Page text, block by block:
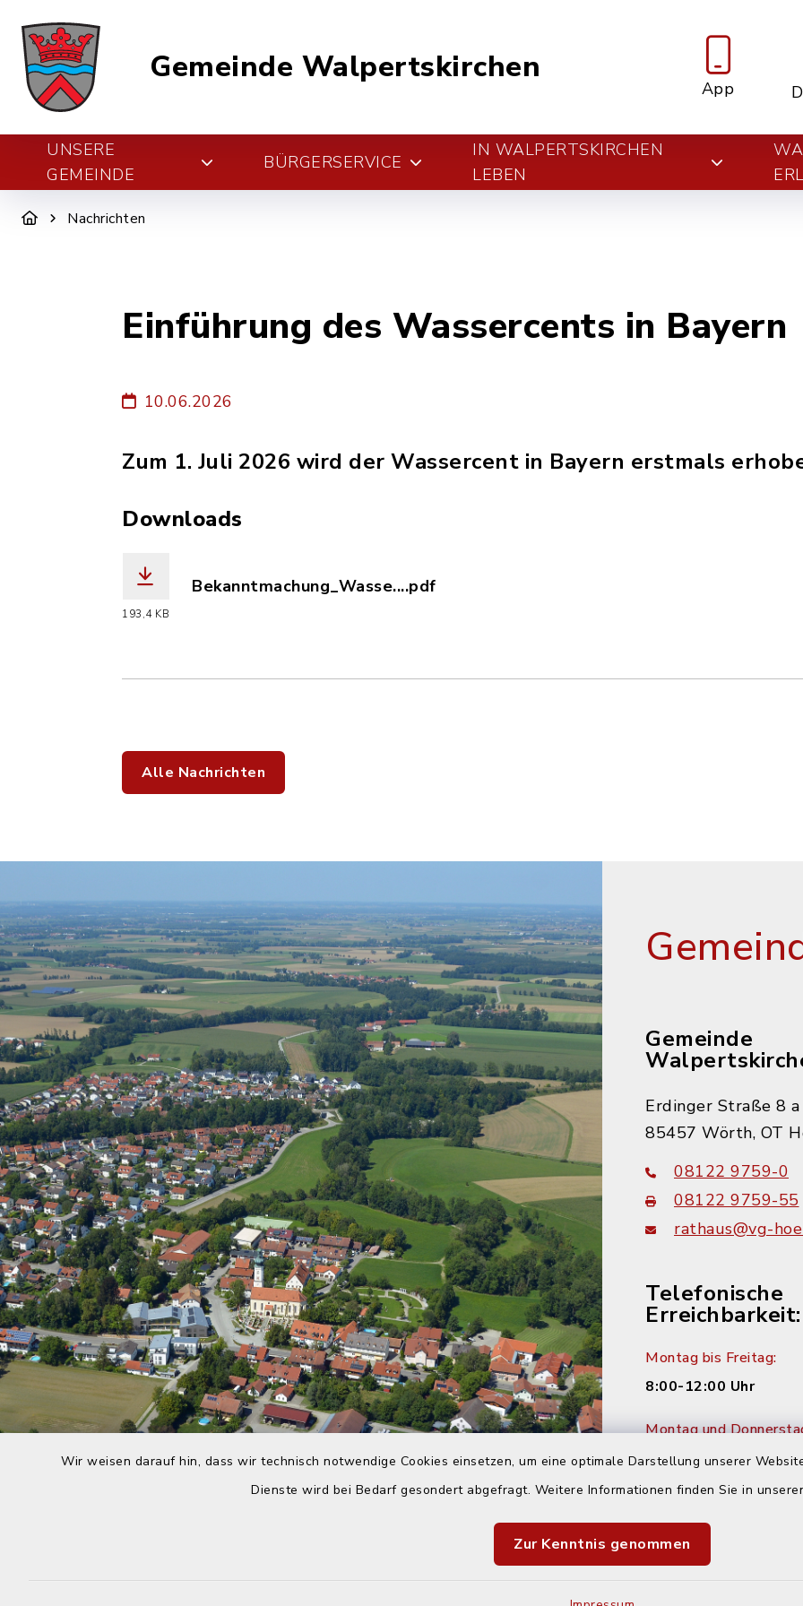
Wir weisen darauf hin, dass wir technisch notwendige Cookies einsetzen, um eine optimale Darstellung unserer
Dienste wird bei Bedarf gesondert abgefragt. Weitere Informationen finden Sie in
Zur Kenntnis genommen
Gemeinde Walpertskirchen
App
UNSERE
GEMEINDE
BÜRGERSERVICE
IN WALPERTSKIRCHEN
LEBEN
Nachrichten
Einführung des Wassercents in Bayern
10.06.2026
Zum 1. Juli 2026 wird der Wassercent in Bayern erstmals
Downloads
193,4 KB
Bekanntmachung_Wasse....pdf
Alle Nachrichten
Gemeinde
Erdinger Straße 8 a
85457 Wörth, OT
08122 9759-0
08122 9759-55
rathaus@vg-
Telefonische
Erreichbarkeit:
Montag bis Freitag:
8:00-12:00 Uhr
Montag und
14:00-16:00 Uhr
14:00-18:00 Uhr